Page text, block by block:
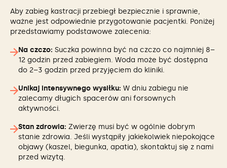
Aby zabieg kastracji przebiegł bezpiecznie i sprawnie,
ważne jest odpowiednie przygotowanie pacjentki. Poniżej
przedstawiamy podstawowe zalecenia:
Na czczo: Suczka powinna być na czczo co najmniej 8–
12 godzin przed zabiegiem. Woda może być dostępna
do 2–3 godzin przed przyjęciem do kliniki.
Unikaj intensywnego wysiłku: W dniu zabiegu nie
zalecamy długich spacerów ani forsownych
aktywności.
Stan zdrowia: Zwierzę musi być w ogólnie dobrym
stanie zdrowia. Jeśli wystąpiły jakiekolwiek niepokojące
objawy (kaszel, biegunka, apatia), skontaktuj się z nami
przed wizytą.